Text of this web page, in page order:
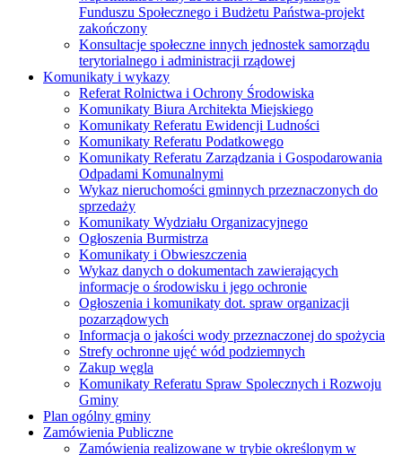
Funduszu Społecznego i Budżetu Państwa-projekt
zakończony
Konsultacje społeczne innych jednostek samorządu
terytorialnego i administracji rządowej
Komunikaty i wykazy
Referat Rolnictwa i Ochrony Środowiska
Komunikaty Biura Architekta Miejskiego
Komunikaty Referatu Ewidencji Ludności
Komunikaty Referatu Podatkowego
Komunikaty Referatu Zarządzania i Gospodarowania
Odpadami Komunalnymi
Wykaz nieruchomości gminnych przeznaczonych do
sprzedaży
Komunikaty Wydziału Organizacyjnego
Ogłoszenia Burmistrza
Komunikaty i Obwieszczenia
Wykaz danych o dokumentach zawierających
informacje o środowisku i jego ochronie
Ogłoszenia i komunikaty dot. spraw organizacji
pozarządowych
Informacja o jakości wody przeznaczonej do spożycia
Strefy ochronne ujęć wód podziemnych
Zakup węgla
Komunikaty Referatu Spraw Spolecznych i Rozwoju
Gminy
Plan ogólny gminy
Zamówienia Publiczne
Zamówienia realizowane w trybie określonym w